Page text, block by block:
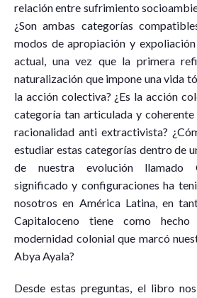
relación entre sufrimiento
¿Son ambas categorías
modos de apropiación y
actual, una vez que la primera
naturalización que impone una vida
la acción colectiva? ¿Es la acción
categoría tan articulada y
racionalidad anti extractivista?
estudiar estas categorías dentro de
de nuestra evolución llamado
significado y configuraciones ha
nosotros en América Latina, en
Capitaloceno tiene como
modernidad colonial que marcó
Abya Ayala?
Desde estas preguntas, el libro